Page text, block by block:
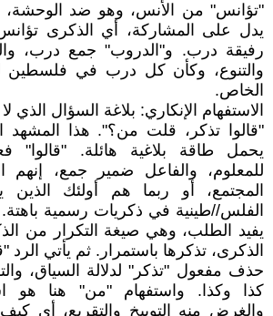
"تؤانس" من الأنس، وهو ضد الوحشة،
يدل على المشاركة، أي الذكرى تؤانس
رفيقة درب. و"الدروب" جمع درب،
والتنوع، وكأن كل درب في فلسطين
الخاص.
الاستفهام الإنكاري: بلاغة السؤال الذي
"قالوا تذكر، قلت من؟". هذا المشهد
يحمل طاقة بلاغية هائلة.
للمعلوم، والفاعل ضمير جمع، إنهم
المجتمع، أو ربما هم أولئك الذين
الفلس//طينية في ذكريات رسمية
يفيد الطلب، وهي صيغة التكرار من
الذكرى، تذكرها باستمرار. ثم يأتي
حذف مفعول "تذكر" لدلالة السياق،
كذا وكذا. واستفهام "من" هنا هو
والغرض منه التوبيخ والتقريع، أي